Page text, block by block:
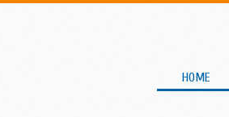
HOME